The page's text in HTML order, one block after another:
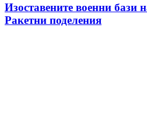
Изоставените военни бази
Ракетни поделения